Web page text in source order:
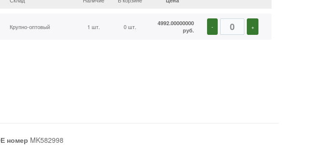
Крупно-оптовый 1 шт. 0 шт.
4992.00000000
руб.
- +
номер MK582998